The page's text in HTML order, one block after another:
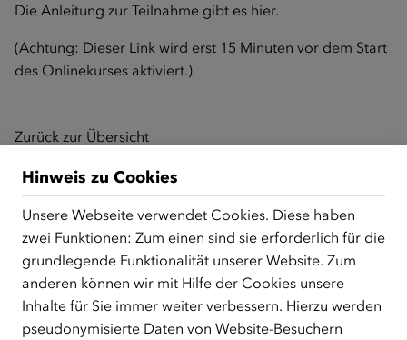
Die Anleitung zur Teilnahme gibt es hier.
(Achtung: Dieser Link wird erst 15 Minuten vor dem Start
des Onlinekurses aktiviert.)
Zurück zur Übersicht
ÜBER UNS
Der Österreichische Integrationsfonds (ÖIF) ist ein Fonds der
Republik Österreich, der Flüchtlinge, subsidiär
Schutzberechtigte, Vertriebene sowie Zuwander/innen als
zentrale Anlaufstelle bei der Integration in Österreich
unterstützt.mehr
Hinweis zu Cookies
Unsere Webseite verwendet Cookies. Diese haben
zwei Funktionen: Zum einen sind sie erforderlich für die
grundlegende Funktionalität unserer Website. Zum
anderen können wir mit Hilfe der Cookies unsere
Inhalte für Sie immer weiter verbessern. Hierzu werden
pseudonymisierte Daten von Website-Besuchern